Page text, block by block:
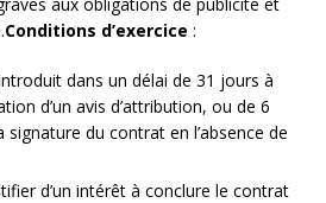
Conditions d’exercice :
dans un délai de 31 jours à
d’un avis d’attribution, ou de 6
du contrat en l’absence de
d’un intérêt à conclure le contrat